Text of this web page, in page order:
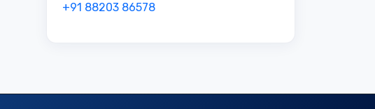
+91 88203 86578